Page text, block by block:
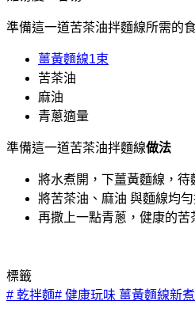
準備這一道苦茶油拌麵線所需的
薑黃麵線1束
苦茶油
麻油
青蔥適量
準備這一道苦茶油拌麵線做法
將水煮開，下薑黃麵線，
將苦茶油、麻油 與麵線均勻
再撒上一點青蔥，健康的
標籤
# 乾拌麵# 健康玩味 薑黃麵線新